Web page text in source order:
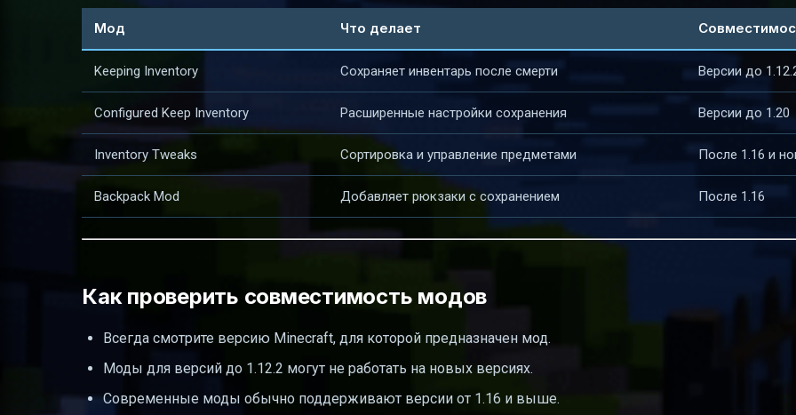
Мод Что делает
Keeping Inventory Сохраняет инвентарь после смерти Версии до
Configured Keep Inventory Расширенные настройки сохранения Версии до 1.20
Inventory Tweaks Сортировка и управление предметами После 1.16 и
Backpack Mod Добавляет рюкзаки с сохранением После 1.16
Как проверить совместимость модов
Всегда смотрите версию Minecraft, для которой предназначен мод.
Моды для версий до 1.12.2 могут не работать на новых версиях.
Современные моды обычно поддерживают версии от 1.16 и выше.